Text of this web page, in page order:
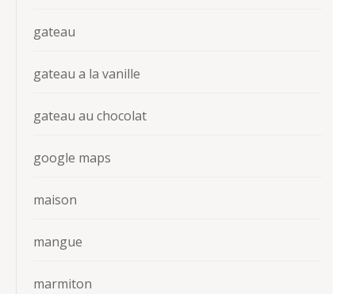
gateau
gateau a la vanille
gateau au chocolat
google maps
maison
mangue
marmiton